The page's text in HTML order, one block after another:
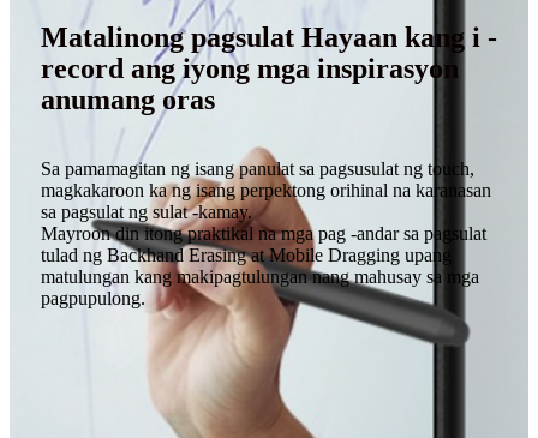
Matalinong pagsulat Hayaan kang i -
record ang iyong mga inspirasyon
anumang oras
Sa pamamagitan ng isang panulat sa pagsusulat ng touch,
magkakaroon ka ng isang perpektong orihinal na karanasan
sa pagsulat ng sulat -kamay.
Mayroon din itong praktikal na mga pag -andar sa pagsulat
tulad ng Backhand Erasing at Mobile Dragging upang
matulungan kang makipagtulungan nang mahusay sa mga
pagpupulong.